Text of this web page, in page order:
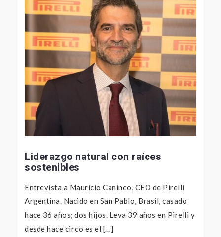
Liderazgo natural con raíces
sostenibles
Entrevista a Mauricio Canineo, CEO de Pirelli
Argentina. Nacido en San Pablo, Brasil, casado
hace 36 años; dos hijos. Leva 39 años en Pirelli y
desde hace cinco es el […]